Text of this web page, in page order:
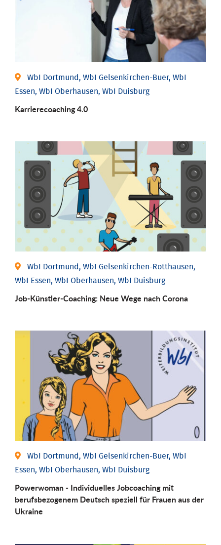
WbI Dortmund, WbI Gelsenkirchen-Buer, WbI
Essen, WbI Oberhausen, WbI Duisburg
Karriere­coaching 4.0
WbI Dortmund, WbI Gelsenkirchen-Rotthausen,
WbI Essen, WbI Oberhausen, WbI Duisburg
Job-Künstler-Coaching: Neue Wege nach Corona
WbI Dortmund, WbI Gelsenkirchen-Buer, WbI
Essen, WbI Oberhausen, WbI Duisburg
Powerwoman - Individuelles Jobcoaching mit
berufsbezogenem Deutsch speziell für Frauen aus der
Ukraine